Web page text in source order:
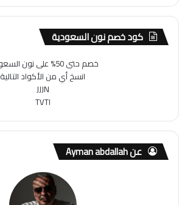
كود خصم نون السعودية
خصم حتى 50% على نون السعودية
انسخ أي من الأكواد التالية
JJJN
TVTI
عن Ayman abdallah